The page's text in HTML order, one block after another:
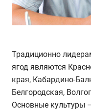
Традиционно
ягод являются
края, Кабардино-
Белгородская,
Основные культуры